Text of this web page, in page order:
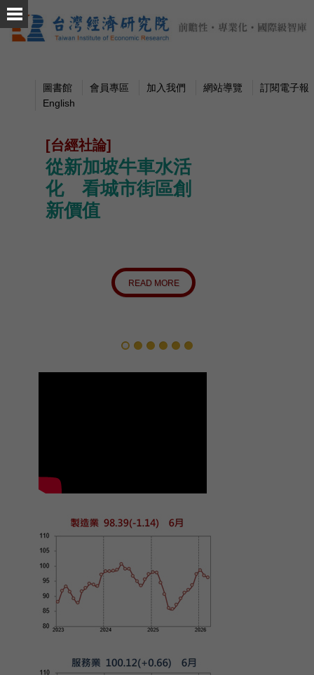
圖書館 會員專區 加入我們 網站導覽
訂閱電子報
English
[台經社論]
從新加坡牛車水活
化 看城市街區創
新價值
READ MORE